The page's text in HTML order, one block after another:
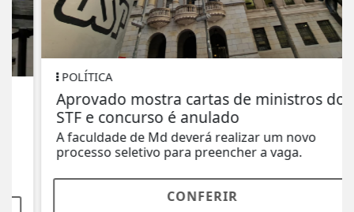
POLÍTICA
Aprovado mostra cartas de ministros do
STF e concurso é anulado
A faculdade de Md deverá realizar um novo
processo seletivo para preencher a vaga.
CONFERIR